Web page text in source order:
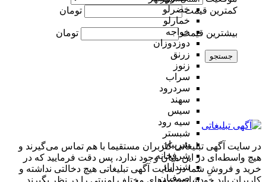
خضرلو
خمارلو
خواجه
دوزدوزان
زرنق
زنوز
سراب
سردرود
سهند
سیس
سیه رود
شبستر
شربیان
شرفخانه
شندآباد
صوفیان
کمترین قیمت
تومان
بیشترین قیمت تومان
جستجو
در سایت آگهی تبلیغاتی کاربران مستقیما با هم تماس می‌گیرند و
هیچ واسطه‌ای در این میان وجود ندارد، پس دقت فرمایید که در
خرید و فروشِ شما در سایت آگهی تبلیغاتی هیچ دخالتی نداشته و
کاربران باید خودشان جنبه‌های مختلف امنیتی را در نظر بگیرند.